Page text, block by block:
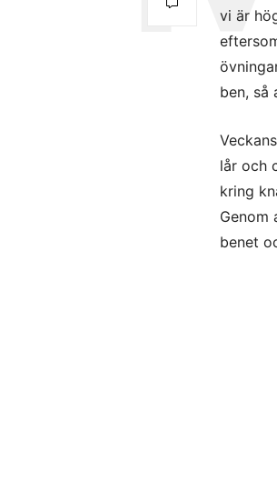
vi är
ben, så
lår och
kring
Genom
benet